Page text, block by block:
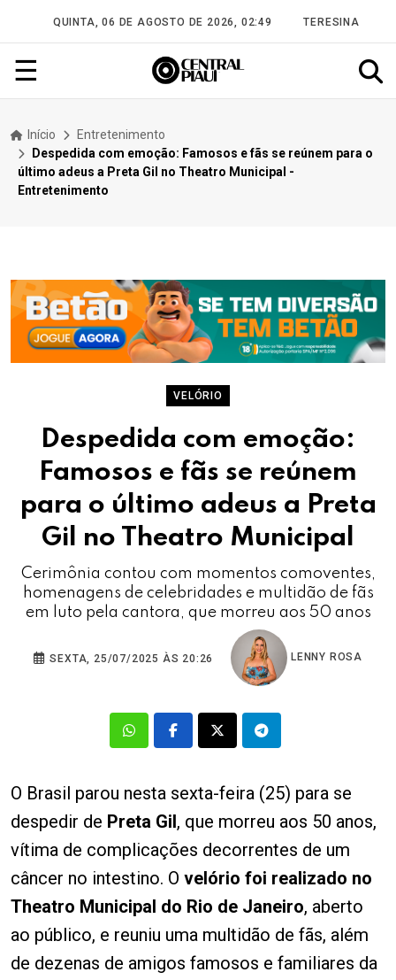
QUINTA, 06 DE AGOSTO DE 2026, 02:49 TERESINA
☰
Início
Entretenimento
Despedida com emoção: Famosos e fãs se reúnem para o
último adeus a Preta Gil no Theatro Municipal -
Entretenimento
VELÓRIO
Despedida com emoção:
Famosos e fãs se reúnem
para o último adeus a Preta
Gil no Theatro Municipal
Cerimônia contou com momentos comoventes,
homenagens de celebridades e multidão de fãs
em luto pela cantora, que morreu aos 50 anos
SEXTA, 25/07/2025 ÀS 20:26 LENNY ROSA
O Brasil parou nesta sexta-feira (25) para se
despedir de Preta Gil, que morreu aos 50 anos,
vítima de complicações decorrentes de um
câncer no intestino. O velório foi realizado no
Theatro Municipal do Rio de Janeiro, aberto
ao público, e reuniu uma multidão de fãs, além
de dezenas de amigos famosos e familiares da